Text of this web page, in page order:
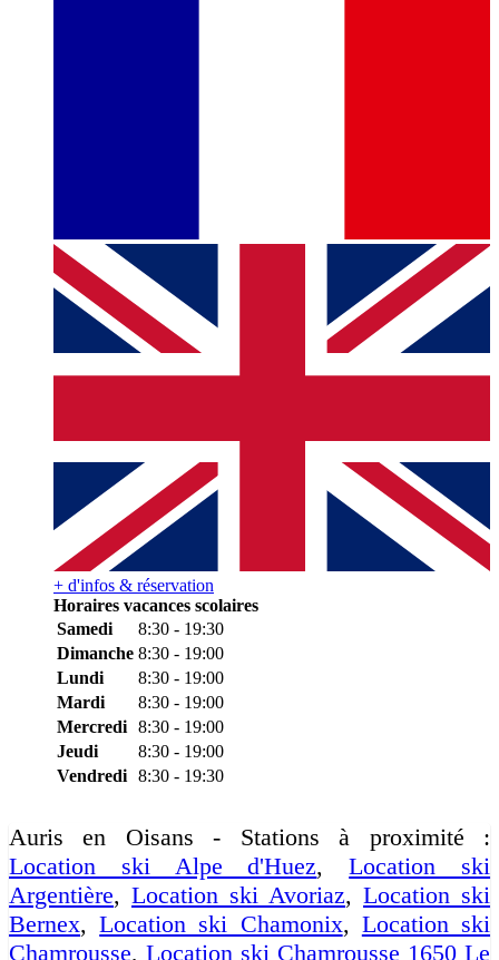
+ d'infos & réservation
Horaires vacances scolaires
Samedi
8:30 - 19:30
Dimanche 8:30 - 19:00
Lundi
8:30 - 19:00
Mardi
8:30 - 19:00
Mercredi 8:30 - 19:00
Jeudi
8:30 - 19:00
Vendredi 8:30 - 19:30
Auris en Oisans - Stations à proximité :
Location ski Alpe d'Huez,Location ski
Argentière, Location ski Avoriaz, Location ski
Bernex,Location ski Chamonix, Location ski
Chamrousse, Location ski Chamrousse 1650 Le